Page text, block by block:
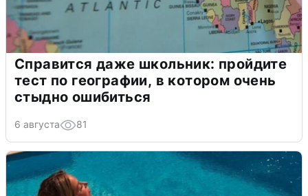
Справится даже школьник: пройдите
тест по географии, в котором очень
стыдно ошибиться
6 августа 81